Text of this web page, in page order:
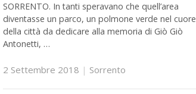
SORRENTO. In tanti speravano che quell’area
diventasse un parco, un polmone verde nel cuore
della città da dedicare alla memoria di Giò Giò
Antonetti, …
2 Settembre 2018 | Sorrento